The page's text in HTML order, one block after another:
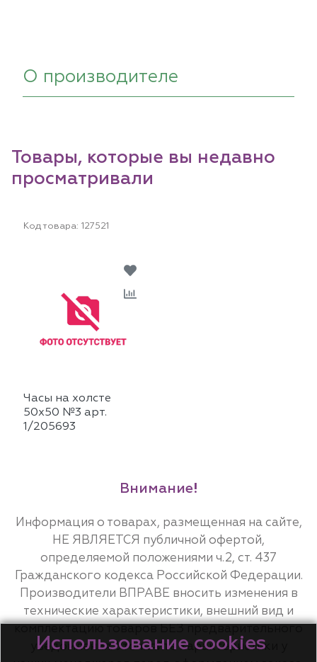
О производителе
Товары, которые вы недавно
просматривали
Код товара: 127521
Часы на холсте
50х50 №3 арт.
1/205693
Внимание!
Информация о товарах, размещенная на сайте,
НЕ ЯВЛЯЕТСЯ публичной офертой,
определяемой положениями ч.2, ст. 437
Гражданского кодекса Российской Федерации.
Производители ВПРАВЕ вносить изменения в
технические характеристики, внешний вид и
уведомления. Уточняйте характеристики у
Использование cookies